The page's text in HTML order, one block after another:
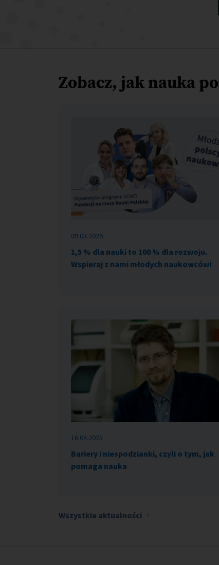
Zobacz, jak nauka
09.03.2026
1,5 % dla nauki to 100 % dla rozwoju.
Wspieraj z nami młodych naukowców!
16.04.2025
Bariery i niespodzianki, czyli o tym, jak
pomaga nauka
Wszystkie aktualności